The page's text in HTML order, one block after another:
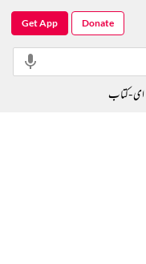
Get App Donate
ای-کتاب